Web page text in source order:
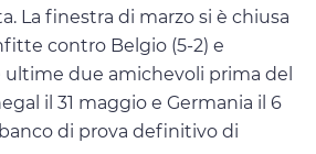
La finestra di marzo si è chiusa
contro Belgio (5-2) e
ultime due amichevoli prima del
il 31 maggio e Germania il 6
di prova definitivo di